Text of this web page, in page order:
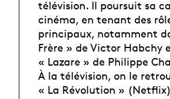
télévision. Il poursuit sa
cinéma, en tenant des
principaux, notamment
Frère » de Victor Habchy
« Lazare » de Philippe
À la télévision, on le
« La Révolution »